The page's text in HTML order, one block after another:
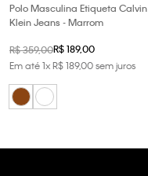
Polo Masculina Etiqueta Calvin
Klein Jeans - Marrom
R$359,00R$189,00
Em até1xR$189,00sem juros